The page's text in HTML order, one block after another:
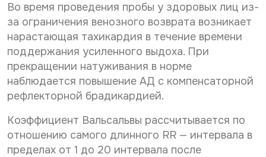
Во время проведения пробы у здоровых лиц из-
за ограничения венозного возврата возникает
нарастающая тахикардия в течение времени
поддержания усиленного выдоха. При
прекращении натуживания в норме
наблюдается повышение АД с компенсаторной
рефлекторной брадикардией.
Коэффициент Вальсальвы рассчитывается по
отношению самого длинного RR — интервала в
пределах от 1 до 20 интервала после